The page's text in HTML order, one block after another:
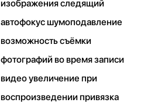
изображения следящий
автофокус шумоподавление
возможность съёмки
фотографий во время записи
видео увеличение при
воспроизведении привязка